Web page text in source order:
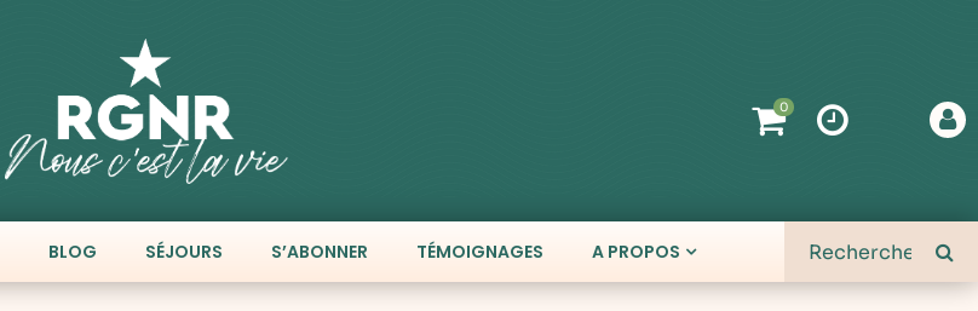
0
BLOG SÉJOURS S’ABONNER TÉMOIGNAGES A PROPOS